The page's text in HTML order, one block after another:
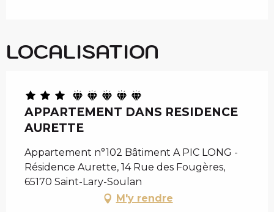
LOCALISATION
APPARTEMENT DANS RESIDENCE
AURETTE
Appartement n°102 Bâtiment A PIC LONG -
Résidence Aurette, 14 Rue des Fougères,
65170 Saint-Lary-Soulan
M'y rendre